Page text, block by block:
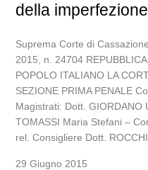
della
Suprema Corte di
2015, n. 24704
POPOLO ITALIANO LA
SEZIONE PRIMA PENALE
Magistrati: Dott. GIORDANO
TOMASSI Maria Stefani –
rel. Consigliere Dott.
29 Giugno 2015